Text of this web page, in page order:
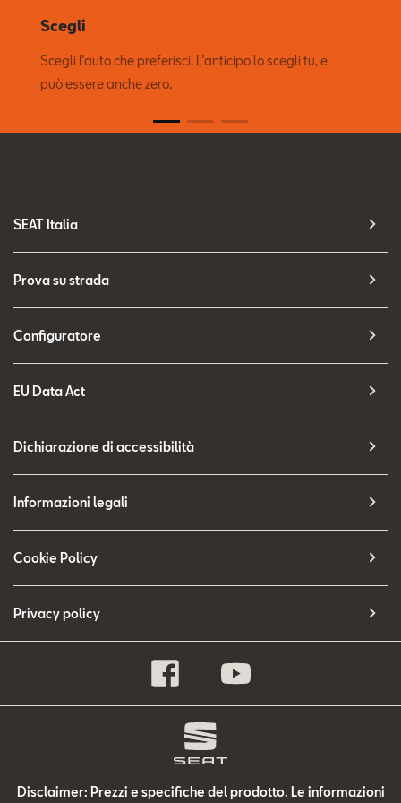
Scegli
Scegli l’auto che preferisci. L’anticipo lo scegli tu, e
può essere anche zero.
SEAT Italia
Prova su strada
Configuratore
EU Data Act
Dichiarazione di accessibilità
Informazioni legali
Cookie Policy
Privacy policy
Disclaimer: Prezzi e specifiche del prodotto. Le informazioni